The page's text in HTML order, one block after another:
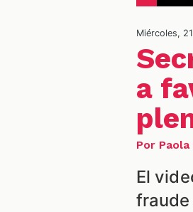
Miércoles,
a
Por
El
fraude